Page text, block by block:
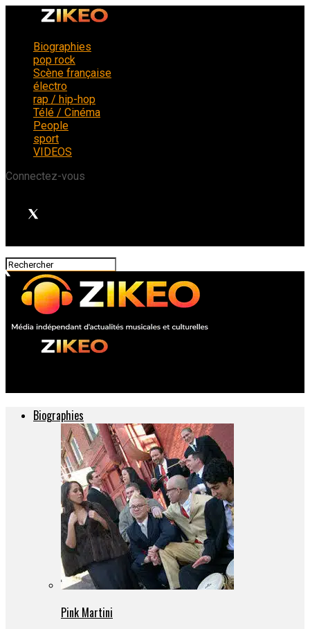
Biographies
pop rock
Scène française
électro
rap / hip-hop
Télé / Cinéma
People
sport
VIDEOS
Connectez-vous
Biographies
Pink Martini